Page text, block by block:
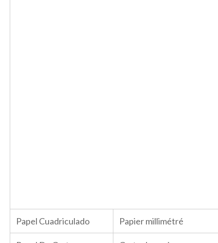
Papel Cuadriculado Papier millimétré